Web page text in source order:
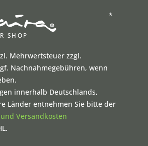
*
Mehrwertsteuer zzgl.
Nachnahmegebühren, wenn
innerhalb Deutschlands,
Länder entnehmen Sie bitte der
Versandkosten